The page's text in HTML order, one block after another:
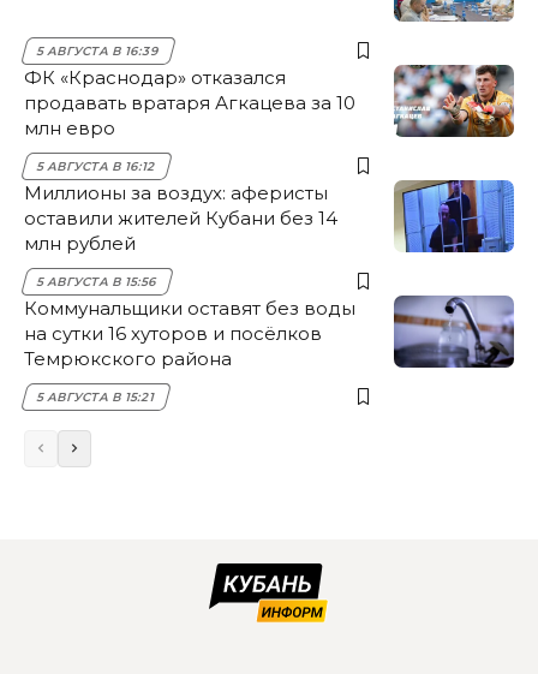
5 АВГУСТА В 16:39
ФК «Краснодар» отказался
продавать вратаря Агкацева за 10
млн евро
5 АВГУСТА В 16:12
Миллионы за воздух: аферисты
оставили жителей Кубани без 14
млн рублей
5 АВГУСТА В 15:56
Коммунальщики оставят без воды
на сутки 16 хуторов и посёлков
Темрюкского района
5 АВГУСТА В 15:21